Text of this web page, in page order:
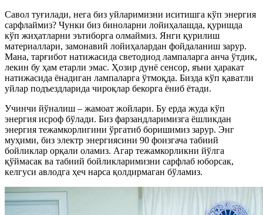
Савол туғилади, нега биз уйларимизни иситишга кўп энергия
сарфлаймиз? Чунки биз биноларни лойиҳалашда, қуришда
кўп жиҳатларни эътиборга олмаймиз. Янги қурилиш
материаллари, замонавий лойиҳалардан фойдаланиш зарур.
Мана, тарғибот натижасида светодиод лампаларга анча ўтдик,
лекин бу ҳам етарли эмас. Ҳозир дунё сенсор, яъни ҳаракат
натижасида ёнадиган лампаларга ўтмоқда. Бизда кўп қаватли
уйлар подъездларида чироқлар бекорга ёниб ётади.
Учинчи йўналиш – жамоат жойлари. Бу ерда жуда кўп
энергия исроф бўлади. Биз фарзандларимизга ёшликдан
энергия тежамкорлигини ўргатиб боришимиз зарур. Энг
муҳими, биз электр энергиясини 90 фоизгача табиий
бойликлар орқали оламиз. Агар тежамкорликни йўлга
қўймасак ва табиий бойликларимизни сарфлаб юборсак,
келгуси авлодга ҳеч нарса қолдирмаган бўламиз.